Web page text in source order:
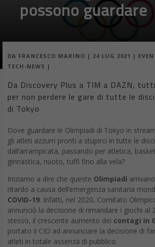
possono guardare
DA FRANCESCO MARINO | 24 LUG 2021 |
TECH-NEWS |
Da Discovery Plus a TIM a DAZN,
per non perdere le gare di tutte le
di Tokyo
Dove guardare le Olimpiadi di Tokyo in
gli atleti azzurri pronti a stupirci in tutte le
dall’arrampicata, passando per atletica,
ginnastica, nuoto, tuffi fino alla vela?
Iniziamo a dire che queste Olimpiadi
ritardo a causa dell’emergenza sanitaria
COVID-19. Infatti, nel 2020, Comitato
annunciò la decisione di rimandare i giochi al
stesso, il crescente aumento dei contagi in
portato il CIO ad annunciare la decisione di
atleti in totale assenza di pubblico.